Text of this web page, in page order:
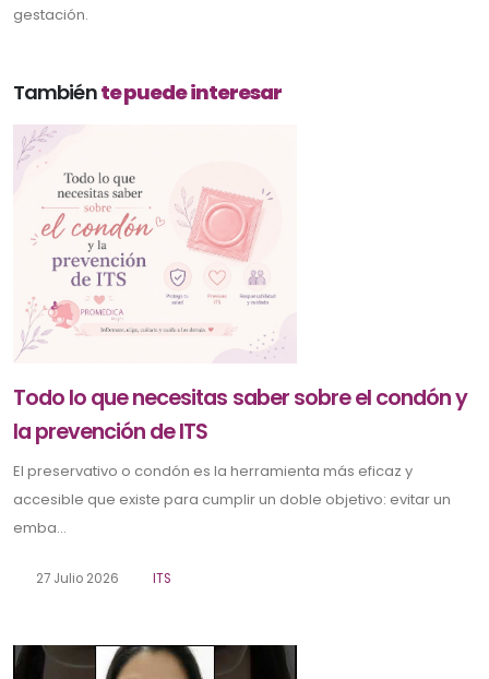
gestación.
Tambiénte puede interesar
Todo lo que necesitas saber sobre el condón y
la prevención de ITS
El preservativo o condón es la herramienta más eficaz y
accesible que existe para cumplir un doble objetivo: evitar un
emba...
27 Julio 2026 ITS